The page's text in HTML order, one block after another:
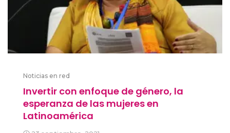
Noticias en red
Invertir con enfoque de género, la
esperanza de las mujeres en
Latinoamérica